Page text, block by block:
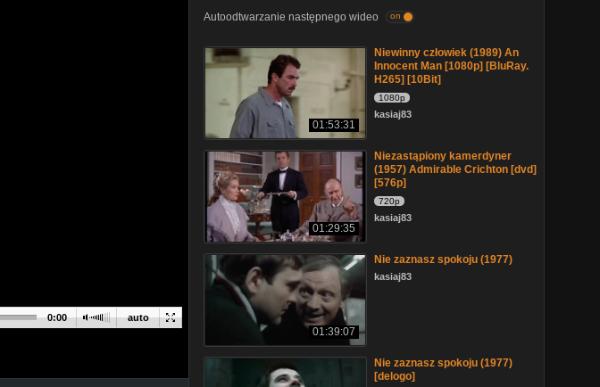
auto
0:00
Autoodtwarzanie następnego wideo on
01:53:31
Niewinny człowiek (1989) An
Innocent Man [1080p] [BluRay.
H265] [10Bit]
1080p
kasiaj83
01:29:35
Niezastąpiony kamerdyner
(1957) Admirable Crichton [dvd]
[576p]
720p
kasiaj83
01:39:07
Nie zaznasz spokoju (1977)
kasiaj83
Nie zaznasz spokoju (1977)
[delogo]